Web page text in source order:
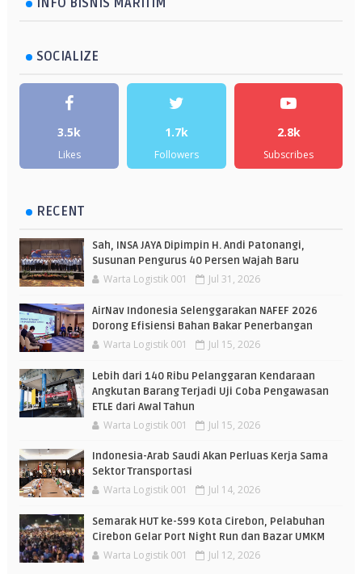
INFO BISNIS MARITIM
SOCIALIZE
3.5k
Likes
1.7k
Followers
2.8k
Subscribes
RECENT
Sah, INSA JAYA Dipimpin H. Andi Patonangi,
Susunan Pengurus 40 Persen Wajah Baru
Warta Logistik 001 Jul 31, 2026
AirNav Indonesia Selenggarakan NAFEF 2026
Dorong Efisiensi Bahan Bakar Penerbangan
Warta Logistik 001 Jul 15, 2026
Lebih dari 140 Ribu Pelanggaran Kendaraan
Angkutan Barang Terjadi Uji Coba Pengawasan
ETLE dari Awal Tahun
Warta Logistik 001 Jul 15, 2026
Indonesia-Arab Saudi Akan Perluas Kerja Sama
Sektor Transportasi
Warta Logistik 001 Jul 14, 2026
Semarak HUT ke-599 Kota Cirebon, Pelabuhan
Cirebon Gelar Port Night Run dan Bazar UMKM
Warta Logistik 001 Jul 12, 2026